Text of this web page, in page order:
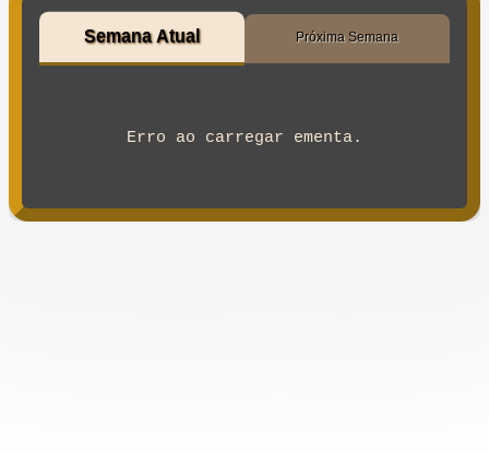
Semana Atual Próxima Semana
Erro ao carregar ementa.